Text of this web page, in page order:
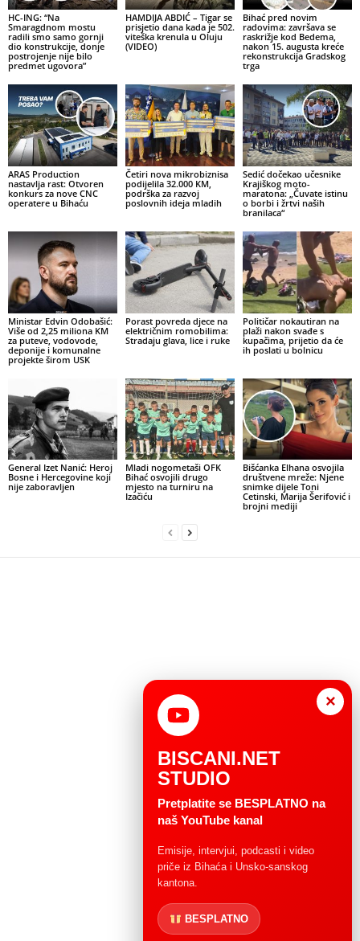
HC-ING: “Na
Smaragdnom mostu
radili smo samo gornji
dio konstrukcije, donje
postrojenje nije bilo
predmet ugovora”
HAMDIJA ABDIĆ – Tigar se
prisjetio dana kada je 502.
viteška krenula u Oluju
(VIDEO)
Bihać pred novim
radovima: završava se
raskrižje kod Bedema,
nakon 15. augusta kreće
rekonstrukcija Gradskog
trga
ARAS Production
nastavlja rast: Otvoren
konkurs za nove CNC
operatere u Bihaću
Četiri nova mikrobiznisa
podijelila 32.000 KM,
podrška za razvoj
poslovnih ideja mladih
Sedić dočekao učesnike
Krajiškog moto-
maratona: „Čuvate istinu
o borbi i žrtvi naših
branilaca“
Ministar Edvin Odobašić:
Više od 2,25 miliona KM
za puteve, vodovode,
deponije i komunalne
projekte širom USK
Porast povreda djece na
električnim romobilima:
Stradaju glava, lice i ruke
Političar nokautiran na
plaži nakon svađe s
kupačima, prijetio da će
ih poslati u bolnicu
General Izet Nanić: Heroj
Bosne i Hercegovine koji
nije zaboravljen
Mladi nogometaši OFK
Bihać osvojili drugo
mjesto na turniru na
Izačiću
Bišćanka Elhana osvojila
društvene mreže: Njene
snimke dijele Toni
Cetinski, Marija Šerifović i
brojni mediji
×
BISCANI.NET
STUDIO
Pretplatite se BESPLATNO na
naš YouTube kanal
Emisije, intervjui, podcasti i video
priče iz Bihaća i Unsko-sanskog
kantona.
BESPLATNO